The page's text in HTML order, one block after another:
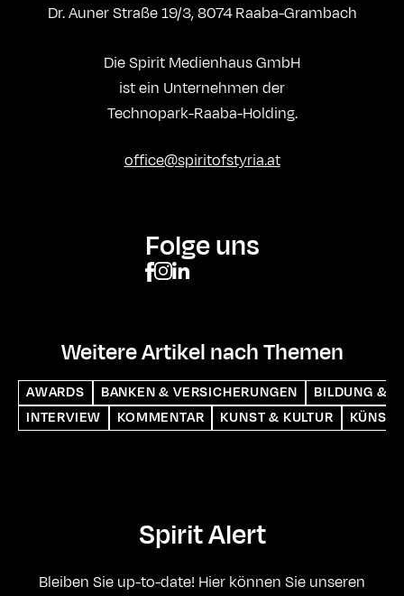
Dr. Auner Straße 19/3, 8074 Raaba-Grambach
Die Spirit Medienhaus GmbH
ist ein Unternehmen der
Technopark-Raaba-Holding.
office@spiritofstyria.at
Folge uns
Weitere Artikel nach Themen
AWARDS BANKEN & VERSICHERUNGEN
BILDUNG &
INTERVIEW
KOMMENTAR KUNST & KULTUR
Spirit Alert
Bleiben Sie up-to-date! Hier können Sie unseren